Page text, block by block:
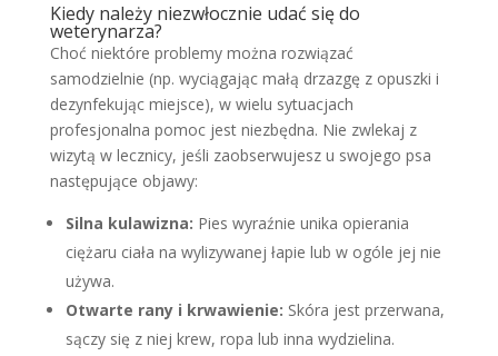
Kiedy należy niezwłocznie udać się do
weterynarza?
Choć niektóre problemy można rozwiązać
samodzielnie (np. wyciągając małą drzazgę z opuszki i
dezynfekując miejsce), w wielu sytuacjach
profesjonalna pomoc jest niezbędna. Nie zwlekaj z
wizytą w lecznicy, jeśli zaobserwujesz u swojego psa
następujące objawy:
Silna kulawizna: Pies wyraźnie unika opierania
ciężaru ciała na wylizywanej łapie lub w ogóle jej nie
używa.
Otwarte rany i krwawienie: Skóra jest przerwana,
sączy się z niej krew, ropa lub inna wydzielina.